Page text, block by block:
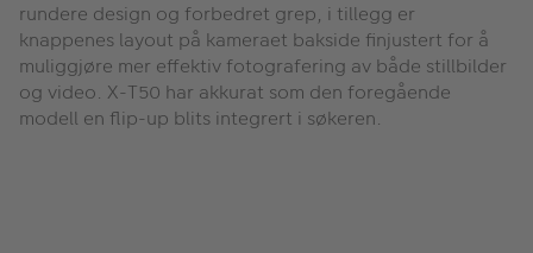
rundere design og forbedret grep, i tillegg er
knappenes layout på kameraet bakside finjustert for å
muliggjøre mer effektiv fotografering av både stillbilder
og video. X-T50 har akkurat som den foregående
modell en flip-up blits integrert i søkeren.